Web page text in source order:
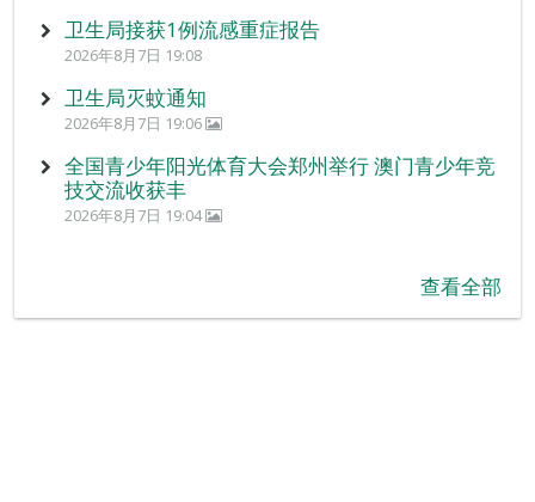
卫生局接获1例流感重症报告
2026年8月7日 19:08
卫生局灭蚊通知
2026年8月7日 19:06
全国青少年阳光体育大会郑州举行 澳门青少年竞
技交流收获丰
2026年8月7日 19:04
查看全部